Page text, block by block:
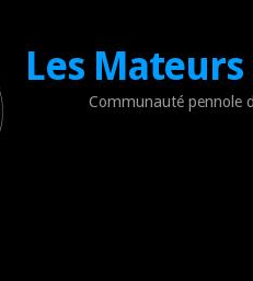
Les
Communauté pennole